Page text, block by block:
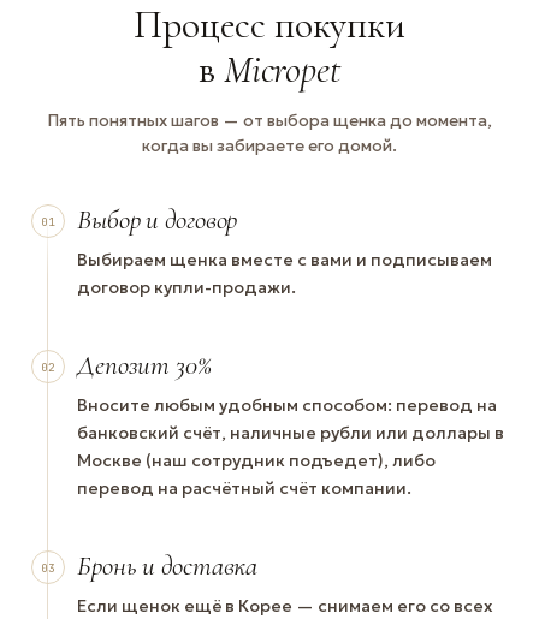
Процесс покупки
в Micropet
Пять понятных шагов — от выбора щенка до момента,
когда вы забираете его домой.
01 Выбор и договор
Выбираем щенка вместе с вами и подписываем
договор купли-продажи.
02 Депозит 30%
Вносите любым удобным способом: перевод на
банковский счёт, наличные рубли или доллары в
Москве (наш сотрудник подъедет), либо
перевод на расчётный счёт компании.
03 Бронь и доставка
Если щенок ещё в Корее — снимаем его со всех